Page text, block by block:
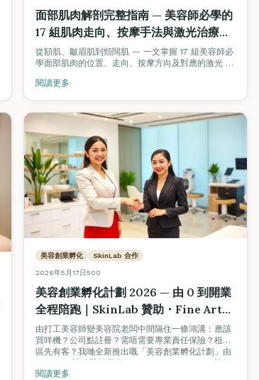
面部肌肉解剖完整指南 — 美容師必學的
17 組肌肉走向、按摩手法與激光治療對
應（2026）
從額肌、皺眉肌到頸闊肌 — 一文掌握 17 組美容師必
學面部肌肉的位置、走向、按摩方向及對應的激光 /
閱讀更多
美容創業孵化 SkinLab 合作
2026年5月17日500
美容創業孵化計劃 2026 — 由 0 到開業
全程陪跑｜SkinLab 贊助・Fine Arts
Academy 認可
由打工美容師變美容院老闆中間隔住一條鴻溝：應該
買咩機？公司點註冊？需唔需要專業責任保險？租邊
區先有客？我哋全新推出嘅「美容創業孵化計劃」由
SkinLab 贊助器材優惠，Fine Arts Academy 導師
認可輔導，由器材採購、公司註冊、商業保險、選
閱讀更多